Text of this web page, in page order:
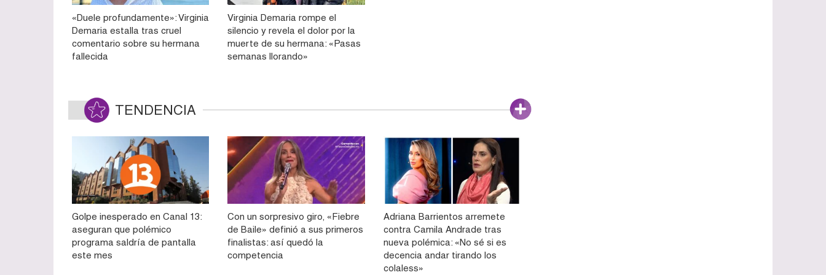
«Duele profundamente»: Virginia
Demaria estalla tras cruel
comentario sobre su hermana
fallecida
Virginia Demaria rompe el
silencio y revela el dolor por la
muerte de su hermana: «Pasas
semanas llorando»
TENDENCIA
Golpe inesperado en Canal 13:
aseguran que polémico
programa saldría de pantalla
este mes
Con un sorpresivo giro, «Fiebre
de Baile» definió a sus primeros
finalistas: así quedó la
competencia
Adriana Barrientos arremete
contra Camila Andrade tras
nueva polémica: «No sé si es
decencia andar tirando los
colaless»